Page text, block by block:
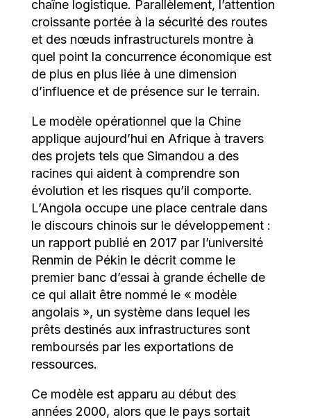
chaîne logistique. Parallèlement, l’attention
croissante portée à la sécurité des routes
et des nœuds infrastructurels montre à
quel point la concurrence économique est
de plus en plus liée à une dimension
d’influence et de présence sur le terrain.
Le modèle opérationnel que la Chine
applique aujourd’hui en Afrique à travers
des projets tels que Simandou a des
racines qui aident à comprendre son
évolution et les risques qu’il comporte.
L’Angola occupe une place centrale dans
le discours chinois sur le développement :
un rapport publié en 2017 par l’université
Renmin de Pékin le décrit comme le
premier banc d’essai à grande échelle de
ce qui allait être nommé le « modèle
angolais », un système dans lequel les
prêts destinés aux infrastructures sont
remboursés par les exportations de
ressources.
Ce modèle est apparu au début des
années 2000, alors que le pays sortait